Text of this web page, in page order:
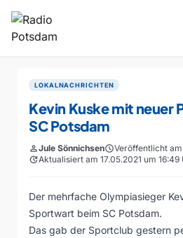
LOKALNACHRICHTEN
Kevin Kuske mit neuer
SC Potsdam
personJule SönnichsenscheduleVeröffentlicht
updateAktualisiert am 17.05.2021 um 16:49
Der mehrfache Olympiasieger
Sportwart beim SC Potsdam.
Das gab der Sportclub gestern